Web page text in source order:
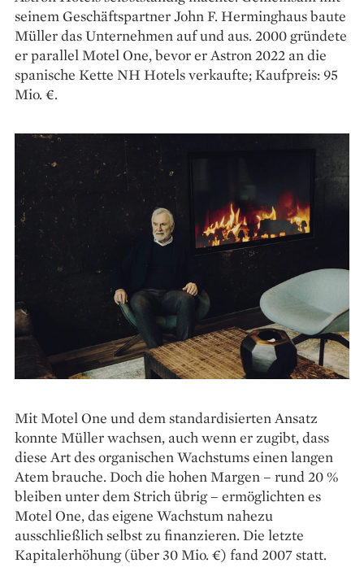
seinem Geschäftspartner John F. Herminghaus baute
Müller das Unternehmen auf und aus. 2000 gründete
er parallel Motel One, bevor er Astron 2022 an die
spanische Kette NH Hotels verkaufte; Kaufpreis: 95
Mio. €.
Mit Motel One und dem standardi­sierten Ansatz
konnte Müller wachsen, auch wenn er zugibt, dass
diese Art des organischen Wachstums einen langen
Atem brauche. Doch die hohen Margen – rund 20 %
bleiben unter dem Strich übrig – ermöglichten es
Motel One, das eigene Wachstum nahezu
ausschließlich selbst zu ­fi­­nanzieren. Die letzte
Kapitalerhöhung (über 30 Mio. €) fand 2007 statt.